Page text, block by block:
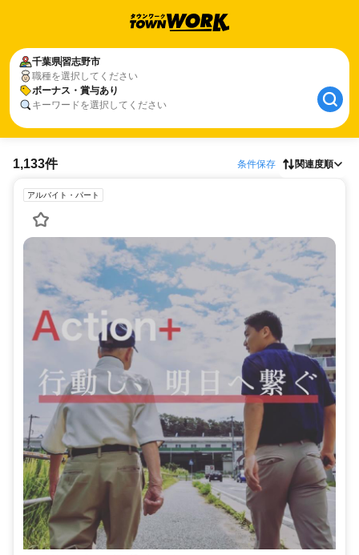
千葉県習志野市
職種を選択してください
ボーナス・賞与あり
キーワードを選択してください
1,133件 条件保存 関連度順
アルバイト・パート